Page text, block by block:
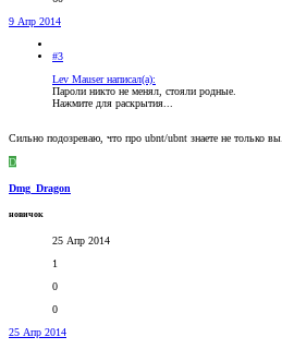
9 Апр 2014
#3
Lev Mauser написал(а):
Пароли никто не менял, стояли родные.
Нажмите для раскрытия...
Сильно подозреваю, что про ubnt/ubnt знаете не только вы.
D
Dmg_Dragon
новичок
25 Апр 2014
1
0
0
25 Апр 2014